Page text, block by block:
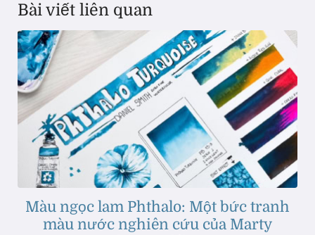
Bài viết liên quan
Màu ngọc lam Phthalo: Một bức tranh
màu nước nghiên cứu của Marty